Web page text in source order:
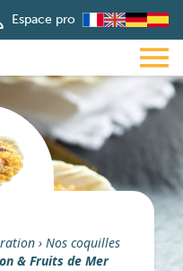
Espace pro
› Nos coquilles
& Fruits de Mer